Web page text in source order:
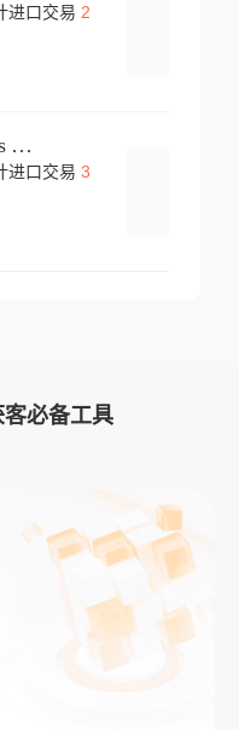
进口交易 2
Dpm Draexlmaier Partes Automotrices Corr Ind Huejotzingo
进口交易 3
必备工具